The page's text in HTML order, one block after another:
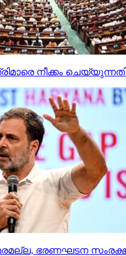
നീക്കം
ഭരണഘടന